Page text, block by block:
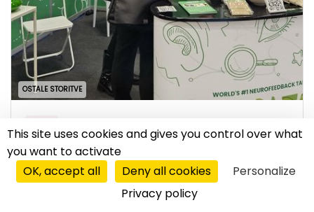
OSTALE STORITVE
Verbatoria širi franšizno družino
Verbatoria nezadržno širi svojo franšizno družino
v Evropi - na zemljevidu je nov partner iz Poljske.
Podjetje je sodelovalo tudi na sejmu...
This site uses cookies and gives you control over what
you want to activate
OK, accept all
Deny all cookies
Personalize
Privacy policy